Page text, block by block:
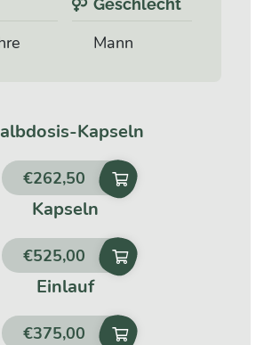
Mann
Kapseln
€262,50
Kapseln
€525,00
Einlauf
€375,00